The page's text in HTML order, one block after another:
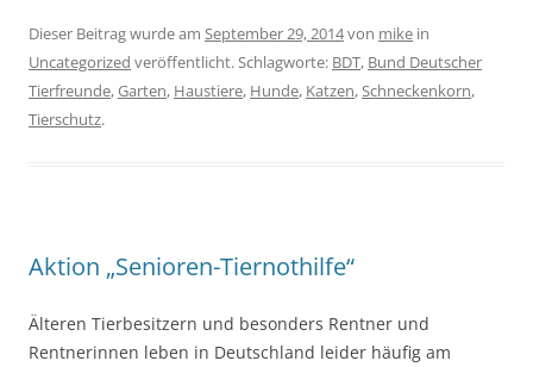
Dieser Beitrag wurde am September 29, 2014von mike in
Uncategorized veröffentlicht. Schlagworte: BDT, Bund Deutscher
Tierfreunde,Garten, Haustiere, Hunde, Katzen,Schneckenkorn,
Tierschutz.
Aktion „Senioren-Tiernothilfe“
Älteren Tierbesitzern und besonders Rentner und
Rentnerinnen leben in Deutschland leider häufig am